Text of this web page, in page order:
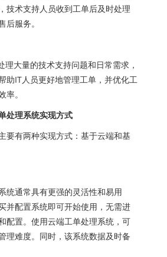
技术支持人员收到工单后及时处理
后服务。
大量的技术支持问题和日常需求，
助IT人员更好地管理工单，并优化工
率。
处理系统实现方式
有两种实现方式：基于云端和基
通常具有更强的灵活性和易用
并配置系统即可开始使用，无需进
配置。使用云端工单处理系统，可
理难度。同时，该系统数据及时备